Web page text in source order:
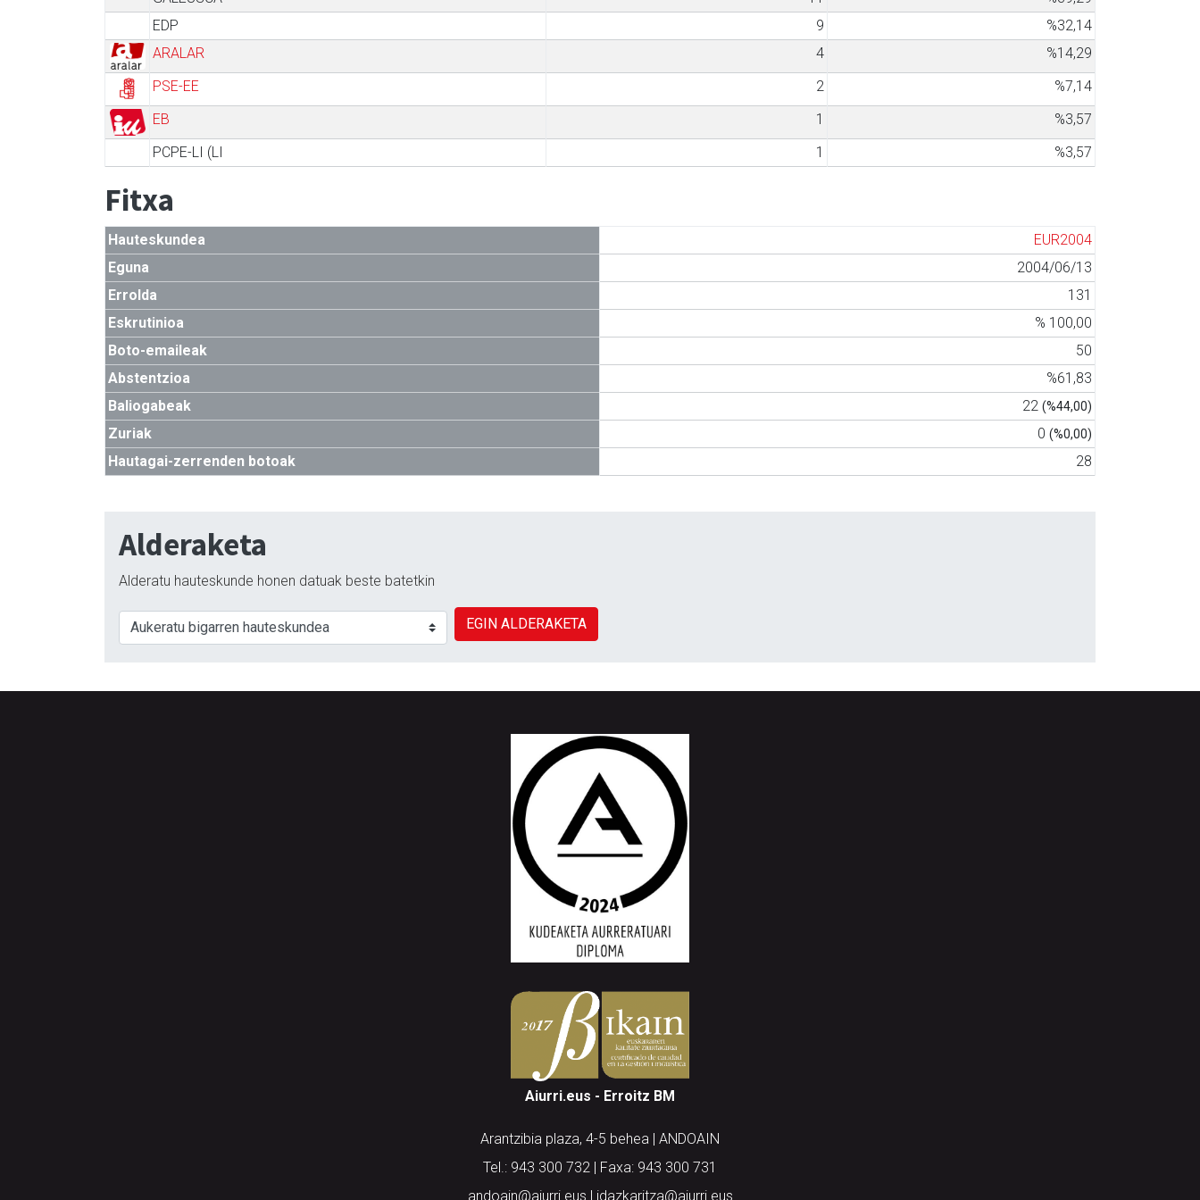
EDP
9
%32,14
ARALAR
4
%14,29
PSE-EE
2
%7,14
EB
1
%3,57
PCPE-LI (LI
1 %3,57
Fitxa
Hauteskundea
EUR2004
Eguna
2004/06/13
Errolda
131
Eskrutinioa
% 100,00
Boto-emaileak
50
Abstentzioa
%61,83
Baliogabeak
22 (%44,00)
Zuriak 0 (%0,00)
Hautagai-zerrenden botoak 28
Alderaketa
Alderatu hauteskunde honen datuak beste batetkin
EGIN ALDERAKETA
Aiurri.eus - Erroitz BM
Arantzibia plaza, 4-5 behea | ANDOAIN
Tel.: 943 300 732 | Faxa: 943 300 731
andoain@aiurri.eus | idazkaritza@aiurri.eus